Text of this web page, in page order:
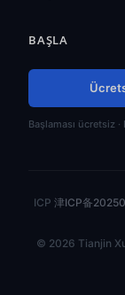
BAŞLA
Başlaması ücretsiz
ICP 津ICP备
© 2026 Tianjin